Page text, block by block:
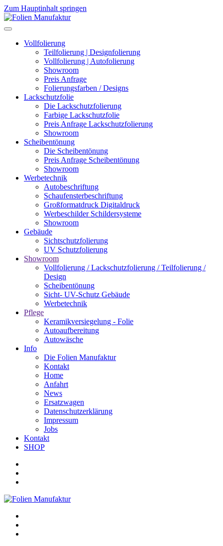
Zum Hauptinhalt springen
Vollfolierung
Teilfolierung | Designfolierung
Vollfolierung | Autofolierung
Showroom
Preis Anfrage
Folierungsfarben / Designs
Lackschutzfolie
Die Lackschutzfolierung
Farbige Lackschutzfolie
Preis Anfrage Lackschutzfolierung
Showroom
Scheibentönung
Die Scheibentönung
Preis Anfrage Scheibentönung
Showroom
Werbetechnik
Autobeschriftung
Schaufensterbeschriftung
Großformatdruck Digitaldruck
Werbeschilder Schildersysteme
Showroom
Gebäude
Sichtschutzfolierung
UV Schutzfolierung
Showroom
Vollfolierung / Lackschutzfolierung / Teilfolierung /
Design
Scheibentönung
Sicht- UV-Schutz Gebäude
Werbetechnik
Pflege
Keramikversiegelung - Folie
Autoaufbereitung
Autowäsche
Info
Die Folien Manufaktur
Kontakt
Home
Anfahrt
News
Ersatzwagen
Datenschutzerklärung
Impressum
Jobs
Kontakt
SHOP